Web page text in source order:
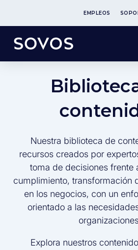
EMPLEOS
Nuestra biblioteca de
recursos creados por
toma de decisiones frente
cumplimiento, transformación
en los negocios, con un
orientado a las
Explora nuestros